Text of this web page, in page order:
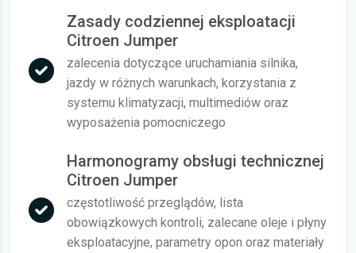
Zasady codziennej eksploatacji
Citroen Jumper
zalecenia dotyczące uruchamiania silnika,
jazdy w różnych warunkach, korzystania z
systemu klimatyzacji, multimediów oraz
wyposażenia pomocniczego
Harmonogramy obsługi technicznej
Citroen Jumper
częstotliwość przeglądów, lista
obowiązkowych kontroli, zalecane oleje i płyny
eksploatacyjne, parametry opon oraz materiały